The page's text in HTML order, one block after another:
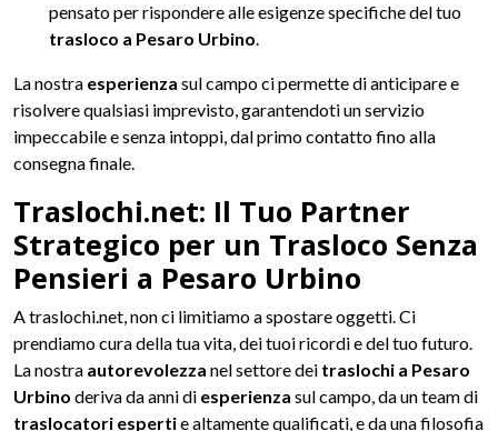
pensato per rispondere alle esigenze specifiche del tuo
trasloco a Pesaro Urbino.
La nostra esperienza sul campo ci permette di anticipare e
risolvere qualsiasi imprevisto, garantendoti un servizio
impeccabile e senza intoppi, dal primo contatto fino alla
consegna finale.
Traslochi.net: Il Tuo Partner
Strategico per un Trasloco Senza
Pensieri a Pesaro Urbino
A traslochi.net, non ci limitiamo a spostare oggetti. Ci
prendiamo cura della tua vita, dei tuoi ricordi e del tuo futuro.
La nostra autorevolezza nel settore dei traslochi a Pesaro
Urbino deriva da anni di esperienza sul campo, da un team di
traslocatori espertie altamente qualificati, e da una filosofia